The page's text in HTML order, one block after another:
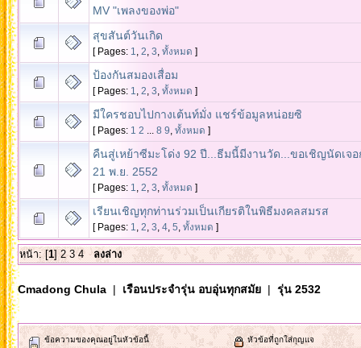
MV "เพลงของพ่อ"
สุขสันต์วันเกิด
[ Pages: 1 2 3 ทั้งหมด ]
ป้องกันสมองเสื่อม
[ Pages: 1 2 3 ทั้งหมด ]
มีใครชอบไปกางเต้นท์มั่ง แชร์ข้อมูลหน่อยซิ
[ Pages: 1 2 8 9 ทั้งหมด ]
คืนสู่เหย้าซีมะโด่ง 92 ปี...ธีมนี้มีงานวัด...ขอเชิญนัดเจ
21 พ.ย. 2552
[ Pages: 1 2 3 ทั้งหมด ]
เรียนเชิญทุกท่านร่วมเป็นเกียรติในพิธีมงคลสมรส
[ Pages: 1 2 3 4, 5 ทั้งหมด ]
หน้า: [1]2 3 4 ลงล่าง
Cmadong Chula| เรือนประจำรุ่น อบอุ่นทุกสมัย| รุ่น 2532
ข้อความของคุณอยู่ในหัวข้อนี้
หัวข้อที่ถูกใส่กุญแจ